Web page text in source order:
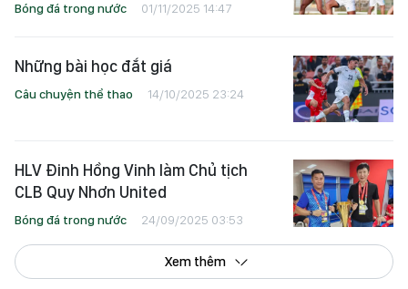
Bóng đá trong nước 01/11/2025 14:47
Những bài học đắt giá
Câu chuyện thể thao 14/10/2025 23:24
HLV Đinh Hồng Vinh làm Chủ tịch
CLB Quy Nhơn United
Bóng đá trong nước 24/09/2025 03:53
Xem thêm